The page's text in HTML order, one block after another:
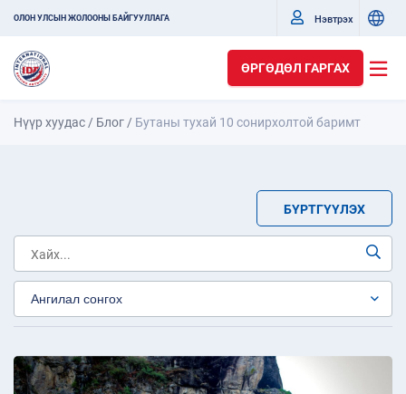
ОЛОН УЛСЫН ЖОЛООНЫ БАЙГУУЛЛАГА Нэвтрэх
ӨРГӨДӨЛ ГАРГАХ
Нүүр хуудас / Блог / Бутаны тухай 10 сонирхолтой баримт
БҮРТГҮҮЛЭХ